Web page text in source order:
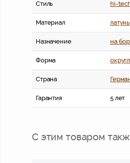
Стиль hi-
Материал латунь
Назначение на
Форма
Страна
Гарантия 5 лет
С этим товаром